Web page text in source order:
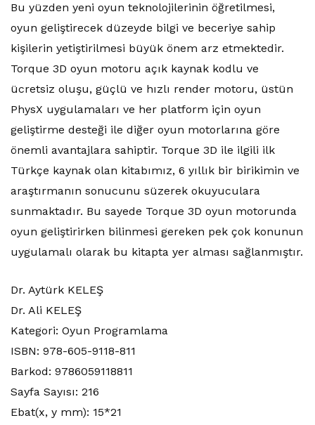
Bu yüzden yeni oyun teknolojilerinin öğretilmesi,
oyun geliştirecek düzeyde bilgi ve beceriye sahip
kişilerin yetiştirilmesi büyük önem arz etmektedir.
Torque 3D oyun motoru açık kaynak kodlu ve
ücretsiz oluşu, güçlü ve hızlı render motoru, üstün
PhysX uygulamaları ve her platform için oyun
geliştirme desteği ile diğer oyun motorlarına göre
önemli avantajlara sahiptir. Torque 3D ile ilgili ilk
Türkçe kaynak olan kitabımız, 6 yıllık bir birikimin ve
araştırmanın sonucunu süzerek okuyuculara
sunmaktadır. Bu sayede Torque 3D oyun motorunda
oyun geliştirirken bilinmesi gereken pek çok konunun
uygulamalı olarak bu kitapta yer alması sağlanmıştır.
Dr. Aytürk KELEŞ
Dr. Ali KELEŞ
Kategori: Oyun Programlama
ISBN: 978-605-9118-811
Barkod: 9786059118811
Sayfa Sayısı: 216
Ebat(x, y mm): 15*21